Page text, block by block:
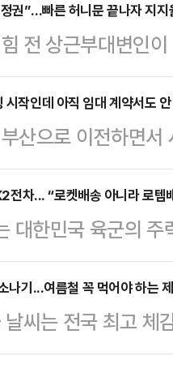
있다. 당권 경쟁
이 쪼개지는 이른바
가 당권을 잡느냐에
성도 있는 만큼,
권주자인 조경태 후
권”…빠른 허니문 끝나자 지지
전 상근부대변인
반의 복을 스스로
사면, 더불어민주
원인이라고 분석했
다는 민심의 분노
18일 자신이 진행
송에서 “민주당과
권력투…
시작인데 아직 임대 계약서도
산으로 이전하면
로 확인됐다. 다음
불합리한 계약을 체
전을 위해 부산시
딩(협성웨딩뷔페)
6개 층을 사용한다
발표했다.그로부터
한…
전차... “로켓배송 아니라 로템
대한민국 육군의
다. 한여름 햇살에
고정한 채 제자리를
로를 오르내린 전
를 바로잡고 표적을
나기...여름철 꼭 먹어야 하는
씨는 전국 최고
운데, 소나기가 내